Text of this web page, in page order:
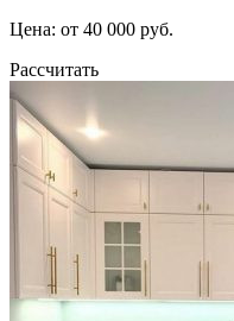
Цена: от 40 000 руб.
Рассчитать